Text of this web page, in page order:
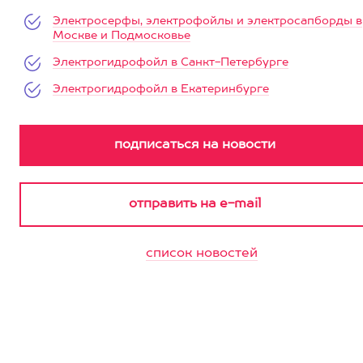
Электросерфы, электрофойлы и электросапборды в
Москве и Подмосковье
Электрогидрофойл в Санкт-Петербурге
Электрогидрофойл в Екатеринбурге
список новостей